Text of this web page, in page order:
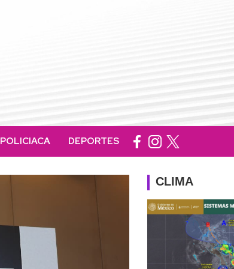
POLICIACA DEPORTES
CLIMA